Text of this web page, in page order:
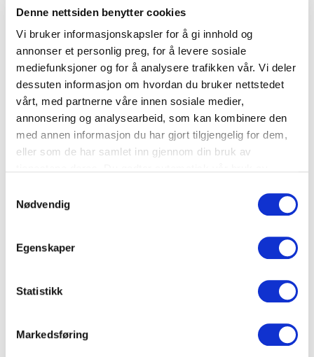
Denne nettsiden benytter cookies
Vi bruker informasjonskapsler for å gi innhold og
annonser et personlig preg, for å levere sosiale
mediefunksjoner og for å analysere trafikken vår. Vi deler
dessuten informasjon om hvordan du bruker nettstedet
vårt, med partnerne våre innen sosiale medier,
annonsering og analysearbeid, som kan kombinere den
med annen informasjon du har gjort tilgjengelig for dem,
eller som de har samlet inn gjennom din bruk av
Nødvendig
Egenskaper
Statistikk
Markedsføring
Dessert
Bananmuffins
Banan
Ost,Brød